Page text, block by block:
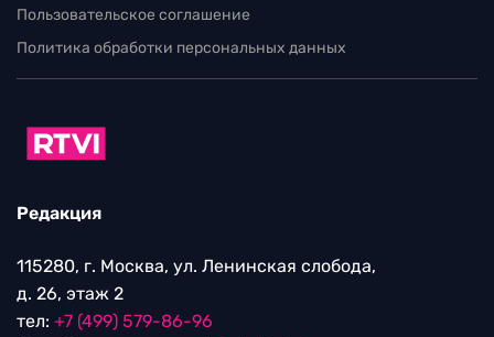
Пользовательское соглашение
Политика обработки персональных данных
Редакция
115280, г. Москва, ул. Ленинская слобода,
д. 26, этаж 2
тел: +7 (499) 579-86-96